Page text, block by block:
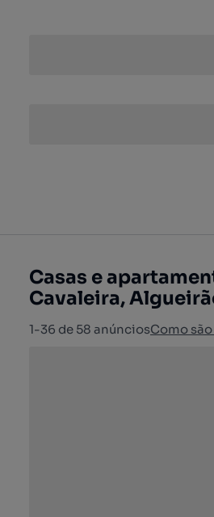
Casas e
Cavaleira,
1-36 de 58 anúnciosComo